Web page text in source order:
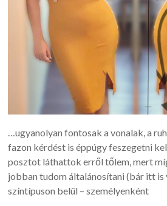
…ugyanolyan fontosak a vonalak, a
fazon kérdést is éppúgy feszegetni
posztot láthattok erről tőlem, mert
jobban tudom általánosítani (bár itt is
színtípuson belül – személyenként